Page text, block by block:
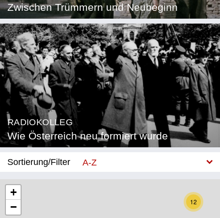
Zwischen Trümmern und Neubeginn
RADIOKOLLEG
Wie Österreich neu formiert wurde
Sortierung/Filter
A-Z
12
+
−